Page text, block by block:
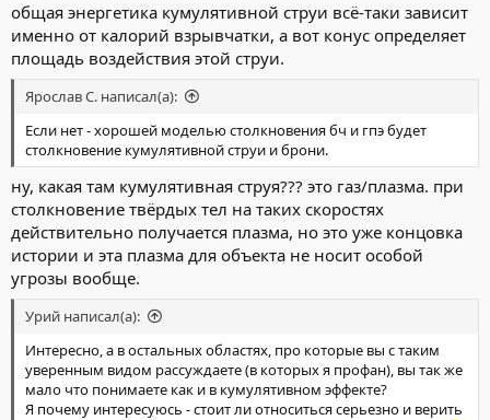
общая энергетика кумулятивной струи всё-таки зависит
именно от калорий взрывчатки, а вот конус определяет
площадь воздействия этой струи.
Ярослав С. написал(а):
Если нет - хорошей моделью столкновения бч и гпэ будет
столкновение кумулятивной струи и брони.
ну, какая там кумулятивная струя??? это газ/плазма. при
столкновение твёрдых тел на таких скоростях
действительно получается плазма, но это уже концовка
истории и эта плазма для объекта не носит особой
угрозы вообще.
Урий написал(а):
Интересно, а в остальных областях, про которые вы с таким
уверенным видом рассуждаете (в которых я профан), вы так же
мало что понимаете как и в кумулятивном эффекте?
Я почему интересуюсь - стоит ли относиться серьезно и верить